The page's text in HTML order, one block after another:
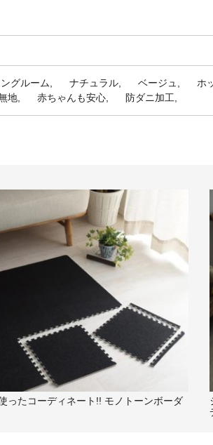
グルーム ナチュラル ベージュ ホ
地 赤ちゃんも安心 防ダニ加工
ったコーディネート!! モノトーンボーダ